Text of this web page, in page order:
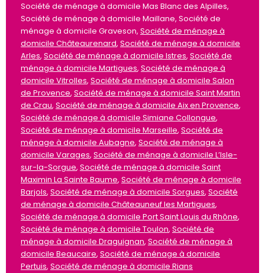
Société de ménage à domicile Mas Blanc des Alpilles,
Société de ménage à domicile Maillane, Société de
ménage à domicile Graveson, Société de ménage à
domicile Châteaurenard, Société de ménage à domicile
Arles, Société de ménage à domicile Istres, Société de
ménage à domicile Martigues, Société de ménage à
domicile Vitrolles, Société de ménage à domicile Salon
de Provence, Société de ménage à domicile Saint Martin
de Crau, Société de ménage à domicile Aix en Provence,
Société de ménage à domicile Simiane Collongue,
Société de ménage à domicile Marseille, Société de
ménage à domicile Aubagne, Société de ménage à
domicile Varages, Société de ménage à domicile L’Isle-
sur-la-Sorgue, Société de ménage à domicile Saint
Maximin La Sainte Baume, Société de ménage à domicile
Barjols, Société de ménage à domicile Sorgues, Société
de ménage à domicile Châteauneuf les Martigues,
Société de ménage à domicile Port Saint Louis du Rhône,
Société de ménage à domicile Toulon, Société de
ménage à domicile Draguignan, Société de ménage à
domicile Beaucaire, Société de ménage à domicile
Pertuis, Société de ménage à domicile Rians